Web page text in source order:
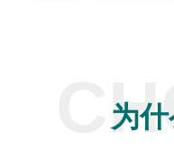
为